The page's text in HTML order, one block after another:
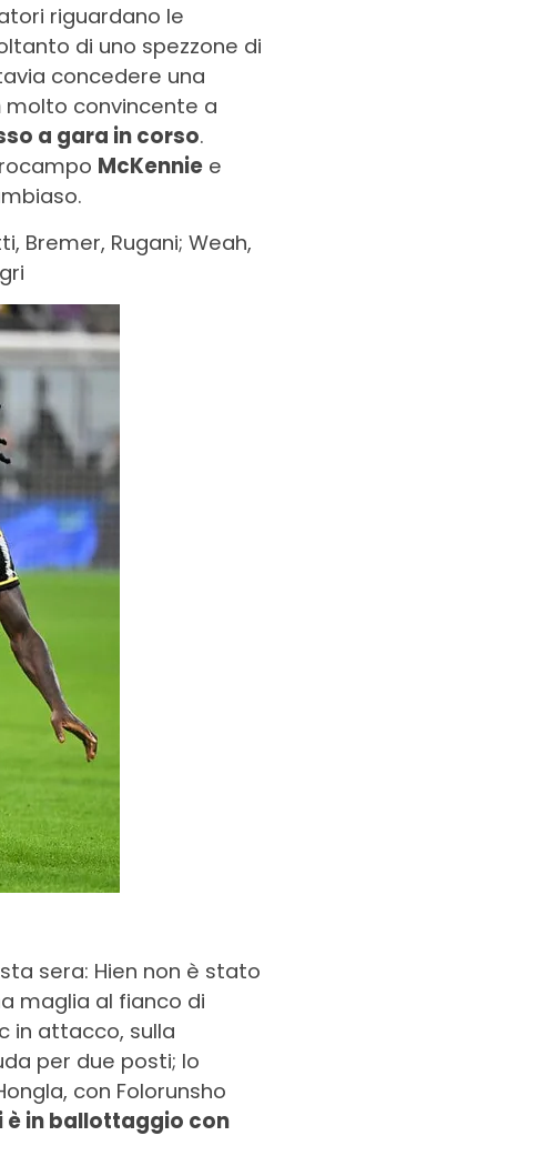
riguardano le
di uno spezzone di
concedere una
molto convincente a
a gara in corso.
McKennie e
Bremer, Rugani; Weah,
sera: Hien non è stato
maglia al fianco di
in attacco, sulla
per due posti; lo
con Folorunsho
è in ballottaggio con